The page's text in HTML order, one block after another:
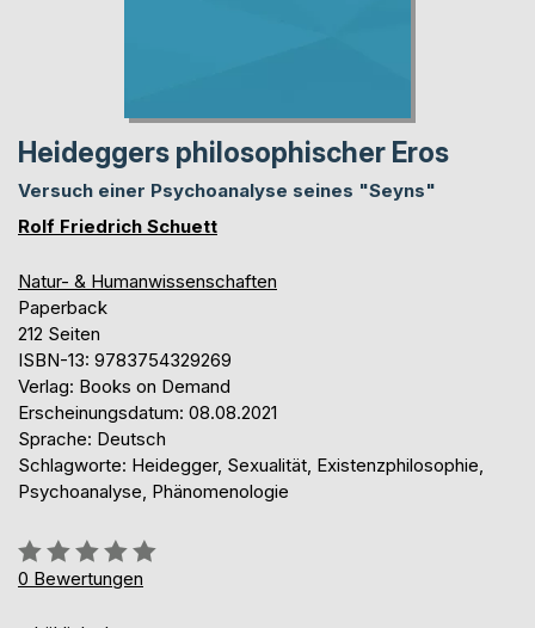
Heideggers philosophischer Eros
Versuch einer Psychoanalyse seines "Seyns"
Rolf Friedrich Schuett
Natur- & Humanwissenschaften
Paperback
212 Seiten
ISBN-13: 9783754329269
Verlag: Books on Demand
Erscheinungsdatum: 08.08.2021
Sprache: Deutsch
Schlagworte: Heidegger, Sexualität, Existenzphilosophie,
Psychoanalyse, Phänomenologie
Bewertung::
0%
0 Bewertungen